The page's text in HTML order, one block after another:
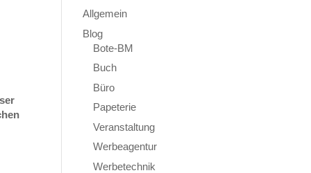
Allgemein
Blog
Bote-BM
Buch
Büro
Papeterie
Veranstaltung
Werbeagentur
Werbetechnik